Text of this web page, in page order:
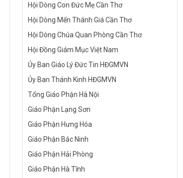
Hội Dòng Con Đức Mẹ Cần Thơ
Hội Dòng Mến Thánh Giá Cần Thơ
Hội Dòng Chúa Quan Phòng Cần Thơ
Hội Đồng Giám Mục Việt Nam
Ủy Ban Giáo Lý Đức Tin HĐGMVN
Ủy Ban Thánh Kinh HĐGMVN
Tổng Giáo Phận Hà Nội
Giáo Phận Lạng Sơn
Giáo Phận Hưng Hóa
Giáo Phận Bắc Ninh
Giáo Phận Hải Phòng
Giáo Phận Hà Tĩnh